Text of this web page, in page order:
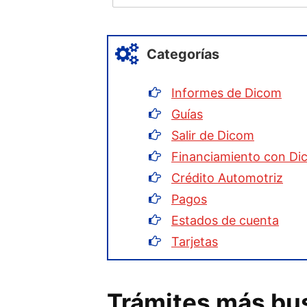
Categorías
Informes de Dicom
Guías
Salir de Dicom
Financiamiento con
Crédito Automotriz
Pagos
Estados de cuenta
Tarjetas